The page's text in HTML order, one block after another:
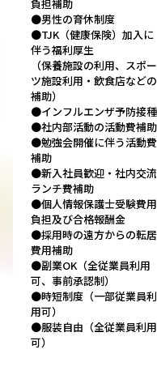
負担補助
●男性の育休制度
●TJK（健康保険）加入に
伴う福利厚生
（保養施設の利用、スポー
ツ施設利用・飲食店などの
補助）
●インフルエンザ予防接種
●社内部活動の活動費補助
●勉強会開催に伴う活動費
補助
●新入社員歓迎・社内交流
ランチ費補助
●個人情報保護士受験費用
負担及び合格報酬金
●採用時の遠方からの転居
費用補助
●副業OK（全従業員利用
可、事前承認制）
●時短制度（一部従業員利
用可）
●服装自由（全従業員利用
可）